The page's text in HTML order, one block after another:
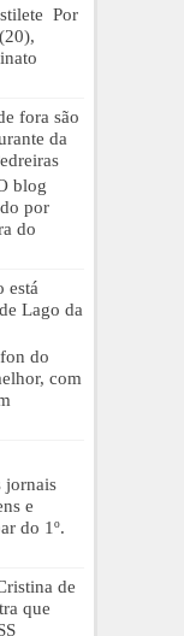
Por
fora são
da
blog
por
do
está
Lago da
do
com
jornais
e
do 1º.
de
que